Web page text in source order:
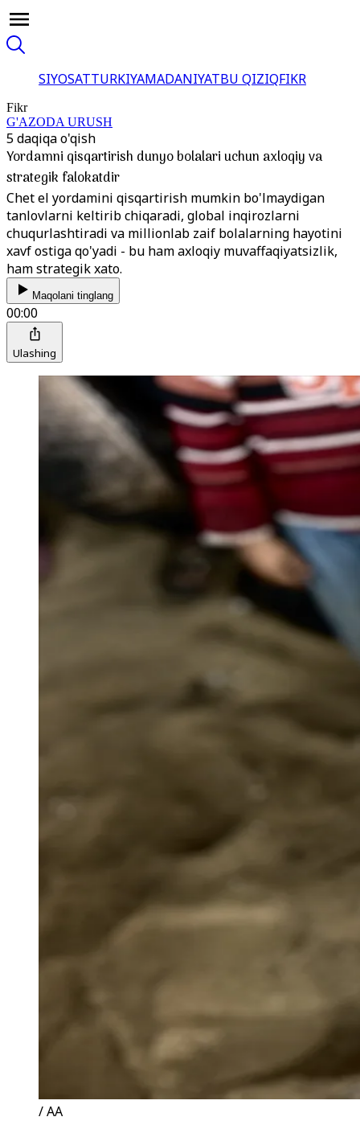
SIYOSATTURKIYAMADANIYATBU QIZIQFIKR
Fikr
G'AZODA URUSH
5 daqiqa o'qish
Yordamni qisqartirish dunyo bolalari uchun axloqiy va
strategik falokatdir
Chet el yordamini qisqartirish mumkin bo'lmaydigan
tanlovlarni keltirib chiqaradi, global inqirozlarni
chuqurlashtiradi va millionlab zaif bolalarning hayotini
xavf ostiga qo'yadi - bu ham axloqiy muvaffaqiyatsizlik,
ham strategik xato.
Maqolani tinglang
00:00
Ulashing
/ AA